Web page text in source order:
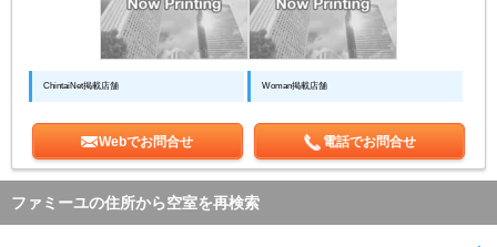
ChintaiNet掲載店舗 Woman掲載店舗
Webでお問合せ 電話でお問合せ
ファミーユの住所から空室を再検索